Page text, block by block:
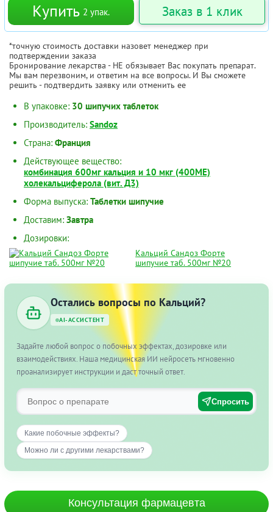
Купить 2 упак. Заказ в 1 клик
*точную стоимость доставки назовет менеджер при
подтверждении заказа
Бронирование лекарства - НЕ обязывает Вас покупать препарат.
Мы вам перезвоним, и ответим на все вопросы. И Вы сможете
решить - подтвердить заявку или отменить ее
В упаковке: 30 шипучих таблеток
Производитель: Sandoz
Страна: Франция
Действующее вещество:
комбинация 600мг кальция и 10 мкг (400МЕ)
холекальциферола (вит. Д3)
Форма выпуска: Таблетки шипучие
Доставим: Завтра
Дозировки:
Кальций Сандоз Форте
шипучие таб. 500мг №20
Остались вопросы по Кальций?
AI-АССИСТЕНТ
Задайте любой вопрос о побочных эффектах, дозировке или
взаимодействиях. Наша медицинская ИИ нейросеть мгновенно
проанализирует инструкции и даст точный ответ.
Спросить
Какие побочные эффекты?
Можно ли с другими лекарствами?
Консультация фармацевта